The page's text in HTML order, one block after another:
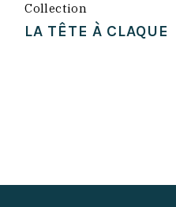
Collection
LA TÊTE À CLAQUE